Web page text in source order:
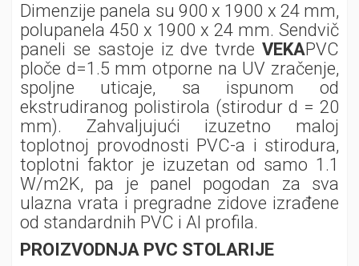
Dimenzije panela su 900 x 1900 x 24 mm,
polupanela 450 x 1900 x 24 mm. Sendvič
paneli se sastoje iz dve tvrde VEKAPVC
ploče d=1.5 mm otporne na UV zračenje,
spoljne uticaje, sa ispunom od
ekstrudiranog polistirola (stirodur d = 20
mm). Zahvaljujući izuzetno maloj
toplotnoj provodnosti PVC-a i stirodura,
toplotni faktor je izuzetan od samo 1.1
W/m2K, pa je panel pogodan za sva
ulazna vrata i pregradne zidove izrađene
od standardnih PVC i Al profila.
PROIZVODNJA PVC STOLARIJE